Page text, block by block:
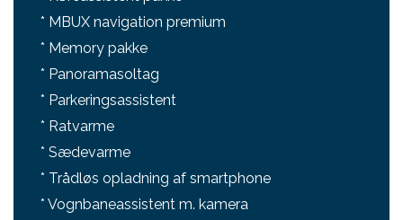
* MBUX navigation premium
* Memory pakke
* Panoramasoltag
* Parkeringsassistent
* Ratvarme
* Sædevarme
* Trådløs opladning af smartphone
* Vognbaneassistent m. kamera